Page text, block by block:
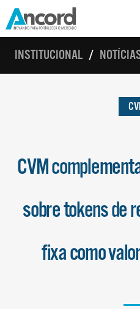
INSTITUCIONAL
CVM
sobre tokens de
fixa como